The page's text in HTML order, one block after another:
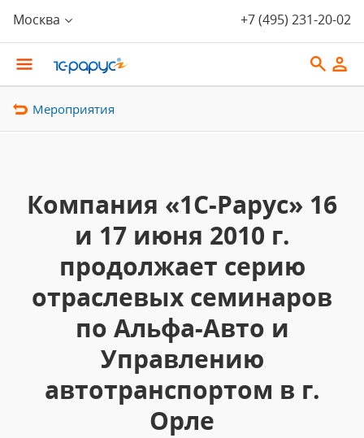
Москва +7 (495) 231-20-02
Мероприятия
Компания «1С-Рарус» 16
и 17 июня 2010 г.
продолжает серию
отраслевых семинаров
по Альфа-Авто и
Управлению
автотранспортом в г.
Орле